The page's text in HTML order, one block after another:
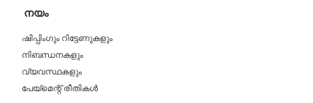
നയം
ഷിപ്പിംഗും റിട്ടേണുകളും
നിബന്ധനകളും
വ്യവസ്ഥകളും
പേയ്മെന്റ് രീതികൾ